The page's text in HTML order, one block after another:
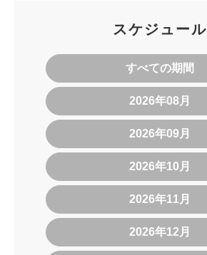
スケジュール
すべての期間
2026年08月
2026年09月
2026年10月
2026年11月
2026年12月